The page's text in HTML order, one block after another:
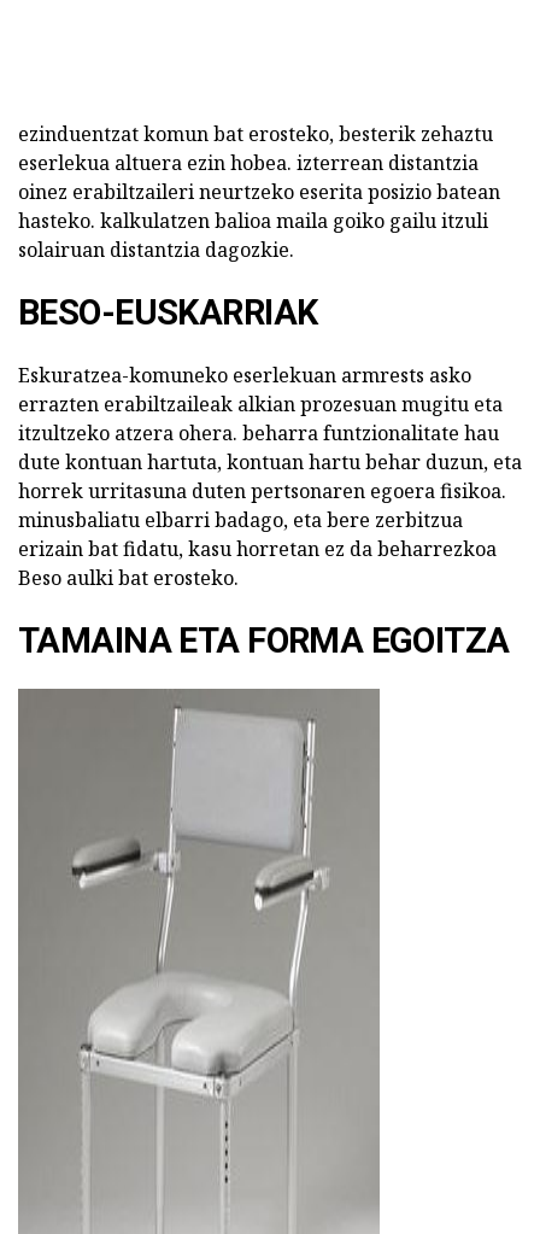
ezinduentzat komun bat erosteko, besterik zehaztu
eserlekua altuera ezin hobea. izterrean distantzia
oinez erabiltzaileri neurtzeko eserita posizio batean
hasteko. kalkulatzen balioa maila goiko gailu itzuli
solairuan distantzia dagozkie.
BESO-EUSKARRIAK
Eskuratzea-komuneko eserlekuan armrests asko
errazten erabiltzaileak alkian prozesuan mugitu eta
itzultzeko atzera ohera. beharra funtzionalitate hau
dute kontuan hartuta, kontuan hartu behar duzun, eta
horrek urritasuna duten pertsonaren egoera fisikoa.
minusbaliatu elbarri badago, eta bere zerbitzua
erizain bat fidatu, kasu horretan ez da beharrezkoa
Beso aulki bat erosteko.
TAMAINA ETA FORMA EGOITZA